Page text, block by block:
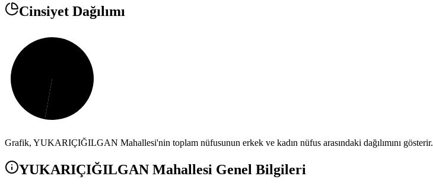
Cinsiyet Dağılımı
Grafik, YUKARIÇIĞILGAN Mahallesi'nin toplam nüfusunun erkek ve kadın nüfus arasındaki dağılımını gösterir.
YUKARIÇIĞILGAN Mahallesi Genel Bilgileri